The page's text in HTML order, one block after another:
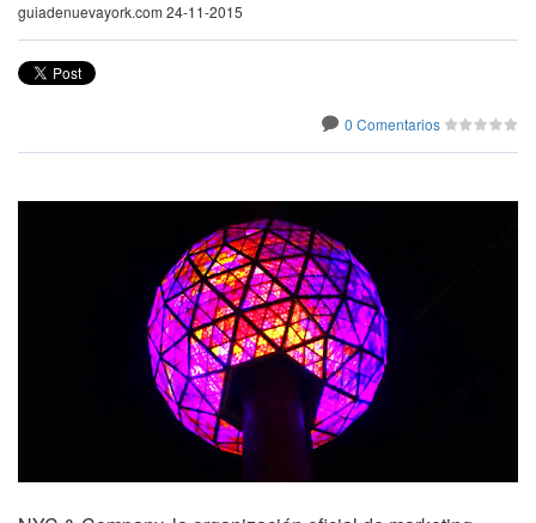
guiadenuevayork.com 24-11-2015
0 Comentarios